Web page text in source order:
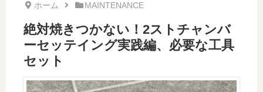
ホーム MAINTENANCE
絶対焼きつかない！2ストチャンバ
ーセッテイング実践編、必要な工具
セット